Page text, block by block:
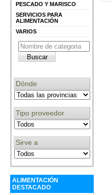
PESCADO Y MARISCO
SERVICIOS PARA
ALIMENTACIÓN
VARIOS
Dónde
Tipo proveedor
Sirve a
ALIMENTACIÓN
DESTACADO